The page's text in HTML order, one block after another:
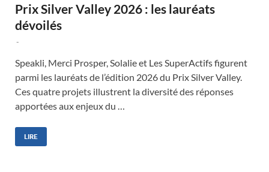
Prix Silver Valley 2026 : les lauréats
dévoilés
-
Speakli, Merci Prosper, Solalie et Les SuperActifs figurent
parmi les lauréats de l’édition 2026 du Prix Silver Valley.
Ces quatre projets illustrent la diversité des réponses
apportées aux enjeux du …
LIRE